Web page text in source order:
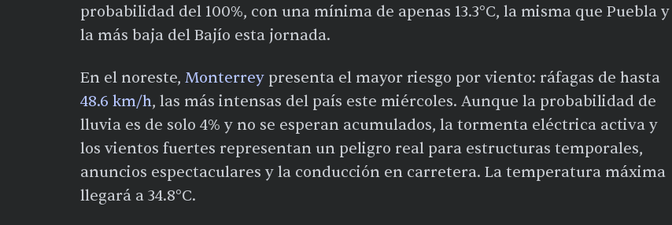
probabilidad del 100%, con una mínima de apenas 13.3°C, la misma que Puebla y
la más baja del Bajío esta jornada.
En el noreste, Monterrey presenta el mayor riesgo por viento: ráfagas de hasta
48.6 km/h, las más intensas del país este miércoles. Aunque la probabilidad de
lluvia es de solo 4% y no se esperan acumulados, la tormenta eléctrica activa y
los vientos fuertes representan un peligro real para estructuras temporales,
anuncios espectaculares y la conducción en carretera. La temperatura máxima
llegará a 34.8°C.